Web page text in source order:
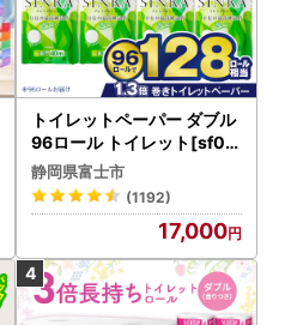
トイレットペーパー ダブル
96ロール トイレット[sf00
1-012]
静岡県富士市
(1192)
17,000